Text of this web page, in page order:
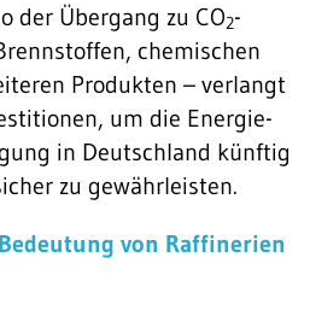
der Übergang zu CO2-
chemischen
Produkten – verlangt
um die Energie-
in Deutschland künftig
zu gewährleisten.
von Raffinerien